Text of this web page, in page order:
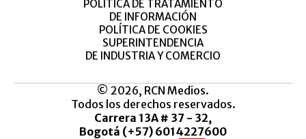
POLÍTICA DE TRATAMIENTO
DE INFORMACIÓN
POLÍTICA DE COOKIES
SUPERINTENDENCIA
DE INDUSTRIA Y COMERCIO
© 2026, RCN Medios.
Todos los derechos reservados.
Carrera 13A # 37 - 32,
Bogotá (+57) 6014227600